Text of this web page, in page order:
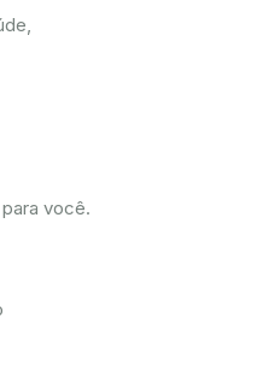
você.